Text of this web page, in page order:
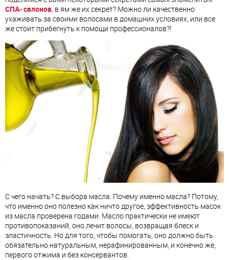
СПА- салонов, в ям же их секрет? Можно ли качественно
ухаживать за своими волосами в домашних условиях, или все
же стоит прибегнуть к помощи профессионалов?!
С чего начать? С выбора масла. Почему именно масла? Потому,
что именно оно полезно как ничто другое, эффективность масок
из масла проверена годами. Масло практически не имеют
противопоказаний, оно лечит волосы, возвращая блеск и
эластичность. Но для того, чтобы помогать, оно должно быть
обязательно натуральным, нерафинированным, и конечно же,
первого отжима и без консервантов.